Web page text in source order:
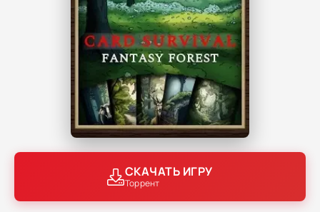
СКАЧАТЬ ИГРУ
Торрент